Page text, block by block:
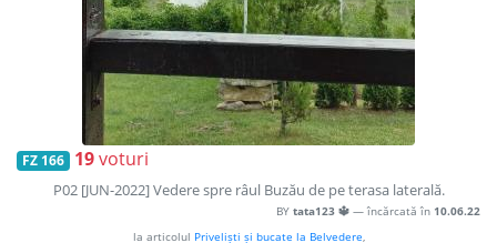
FZ 166 19voturi
P02 [JUN-2022] Vedere spre râul Buzău de pe terasa laterală.
BY tata123 🔱 — încărcată în 10.06.22
la articolul Priveliști și bucate la Belvedere,